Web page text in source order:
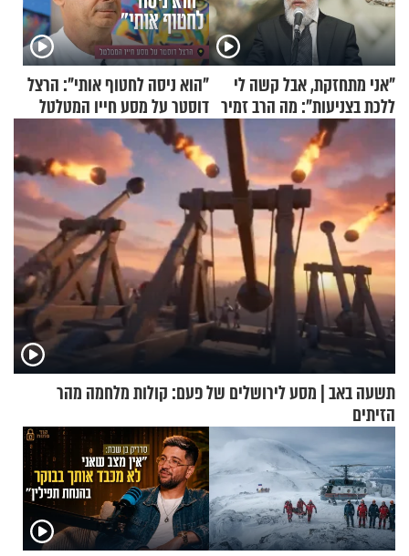
"אני מתחזקת, אבל קשה לי
ללכת בצניעות": מה הרב זמיר
כהן המליץ לה לעשות?
"הוא ניסה לחטוף אותי": הרצל
דוסטר על מסע חייו המטלטל
תשעה באב | מסע לירושלים של פעם: קולות מלחמה מהר
הזיתים